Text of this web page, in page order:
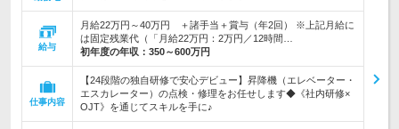
給与
月給22万円～40万円 ＋諸手当＋賞与（年2回） ※上記月給に
は固定残業代（「月給22万円：2万円／12時間…
初年度の年収： 350～600万円
仕事内容
【24段階の独自研修で安心デビュー】昇降機（エレベーター・
エスカレーター）の点検・修理をお任せします◆《社内研修×
OJT》を通じてスキルを手に♪